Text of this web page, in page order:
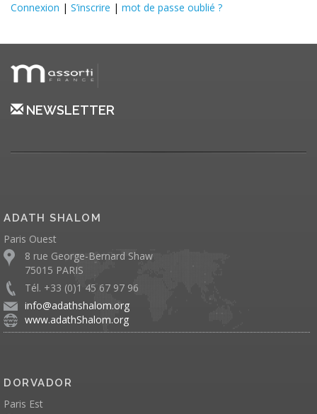
Connexion | S’inscrire | mot de passe oublié ?
NEWSLETTER
ADATH SHALOM
Paris Ouest
8 rue George-Bernard Shaw
75015 PARIS
Tél. +33 (0)1 45 67 97 96
info@adathshalom.org
www.adathShalom.org
DORVADOR
Paris Est